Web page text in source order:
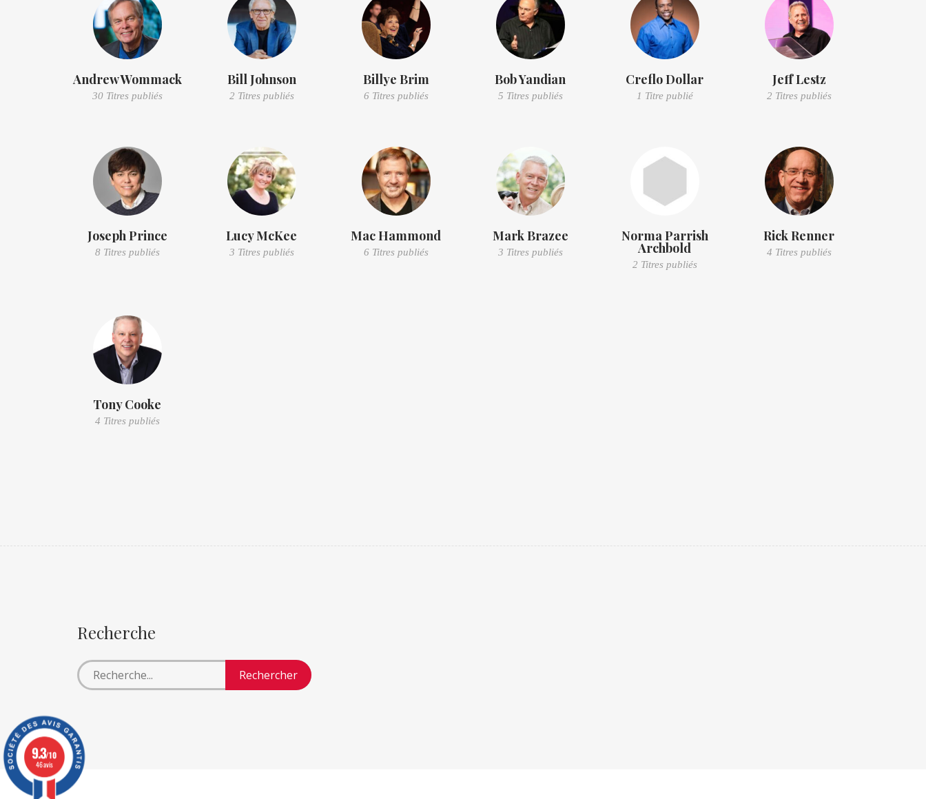
Andrew Wommack
30 Titres publiés
Bill Johnson
2 Titres publiés
Billye Brim
6 Titres publiés
Bob Yandian
5 Titres publiés
Creflo Dollar
1 Titre publié
Jeff Lestz
2 Titres publiés
Joseph Prince
8 Titres publiés
Lucy McKee
3 Titres publiés
Mac Hammond
6 Titres publiés
Mark Brazee
3 Titres publiés
Norma Parrish
Archbold
2 Titres publiés
Rick Renner
4 Titres publiés
Tony Cooke
4 Titres publiés
Recherche
9.3/10
46 avis